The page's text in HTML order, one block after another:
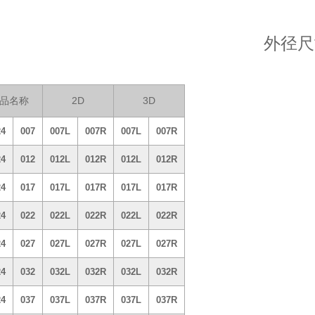
外径
名称 2D 3D
007 007L 007R 007L 007R
012 012L 012R 012L 012R
017 017L 017R 017L 017R
022 022L 022R 022L 022R
027 027L 027R 027L 027R
032 032L 032R 032L 032R
037 037L 037R 037L 037R